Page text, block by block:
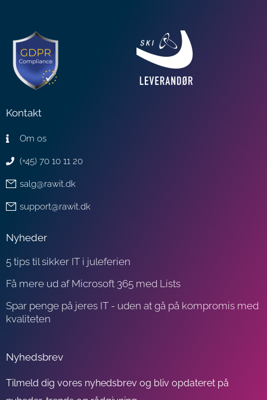
Kontakt
Om os
(+45) 70 10 11 20
salg@rawit.dk
support@rawit.dk
Nyheder
5 tips til sikker IT i juleferien
Få mere ud af Microsoft 365 med Lists
Spar penge på jeres IT - uden at gå på kompromis med
kvaliteten
Nyhedsbrev
Tilmeld dig vores nyhedsbrev og bliv opdateret på